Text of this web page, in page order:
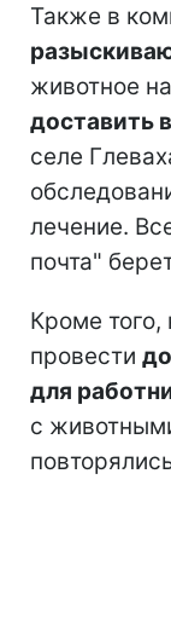
Также в
животное
доставить
селе
лечение.
почта"
Кроме
провести
для
с